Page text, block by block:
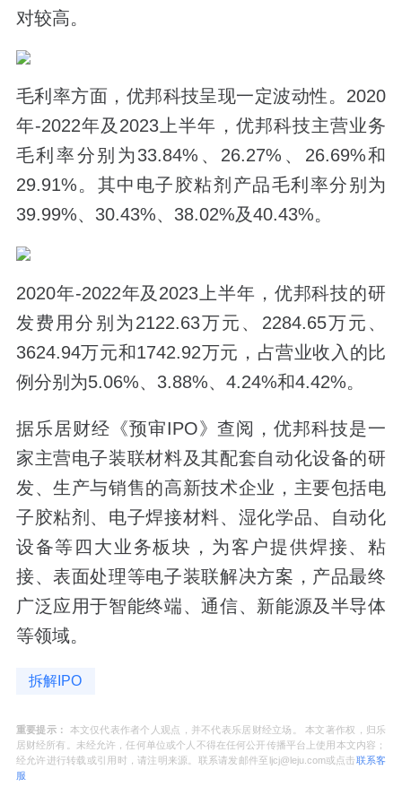
对较高。
毛利率方面，优邦科技呈现一定波动性。2020
年-2022年及2023上半年，优邦科技主营业务
毛利率分别为33.84%、26.27%、26.69%和
29.91%。其中电子胶粘剂产品毛利率分别为
39.99%、30.43%、38.02%及40.43%。
2020年-2022年及2023上半年，优邦科技的研
发费用分别为2122.63万元、2284.65万元、
3624.94万元和1742.92万元，占营业收入的比
例分别为5.06%、3.88%、4.24%和4.42%。
据乐居财经《预审IPO》查阅，优邦科技是一
家主营电子装联材料及其配套自动化设备的研
发、生产与销售的高新技术企业，主要包括电
子胶粘剂、电子焊接材料、湿化学品、自动化
设备等四大业务板块，为客户提供焊接、粘
接、表面处理等电子装联解决方案，产品最终
广泛应用于智能终端、通信、新能源及半导体
等领域。
拆解IPO
重要提示：
本文仅代表作者个人观点，并不代表乐居财经立场。 本文著作权，归乐
居财经所有。未经允许，任何单位或个人不得在任何公开传播平台上使用本文内容；
经允许进行转载或引用时，请注明来源。联系请发邮件至ljcj@leju.com或点击联系客
服